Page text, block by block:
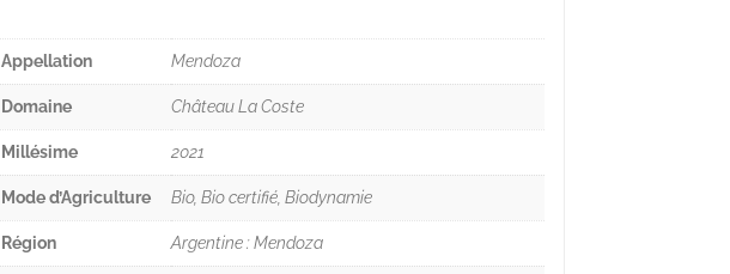
Appellation Mendoza
Domaine Château La Coste
Millésime 2021
Mode d’Agriculture Bio, Bio certifié, Biodynamie
Région Argentine : Mendoza